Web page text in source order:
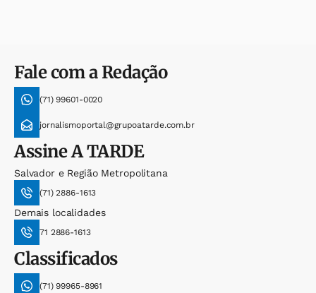
Fale com a Redação
(71) 99601-0020
jornalismoportal@grupoatarde.com.br
AssineA TARDE
Salvador e Região Metropolitana
(71) 2886-1613
Demais localidades
71 2886-1613
Classificados
(71) 99965-8961